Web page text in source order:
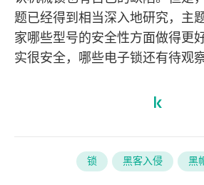
题已经得到相当深入地研究，主
家哪些型号的安全性方面做得更
实很安全，哪些电子锁还有待观察
锁 黑客入侵 黑